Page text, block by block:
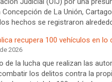
Concepción de La Unión,
hechos se registraron
recupera 100 vehículos en lo
2026
de la lucha que realizan las
los delitos contra la